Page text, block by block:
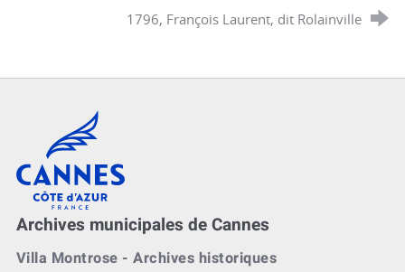
1796, François Laurent, dit Rolainville
Cannes, Côte d'Azur, France
Archives municipales de Cannes
Villa Montrose - Archives historiques